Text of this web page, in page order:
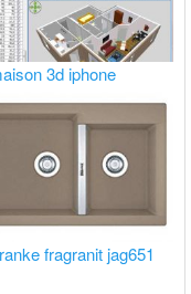
3d iphone
fragranit jag651